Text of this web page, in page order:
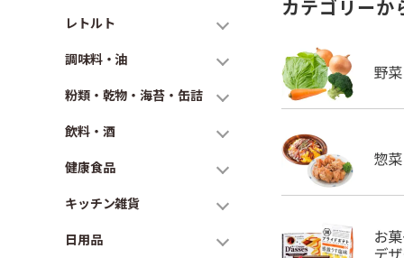
レトルト
調味料・油
粉類・乾物・海苔・缶詰
飲料・酒
健康食品
キッチン雑貨
日用品
カテゴリーか